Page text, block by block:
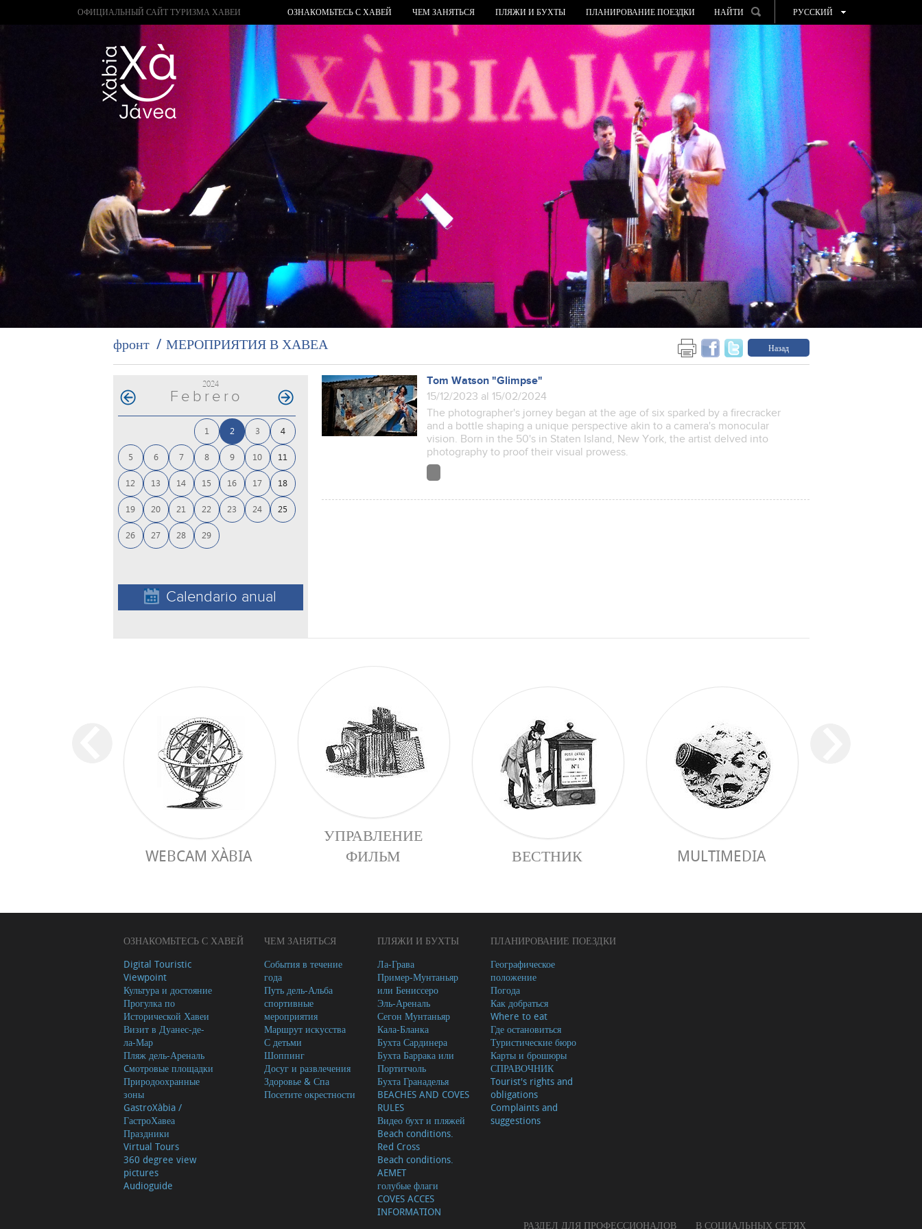
ОФИЦИАЛЬНЫЙ САЙТ ТУРИЗМА ХАВЕИ ОЗНАКОМЬТЕСЬ С ХАВЕЙ ЧЕМ ЗАНЯТЬСЯ ПЛЯЖИ И БУХТЫ ПЛАНИРОВАНИЕ ПОЕЗДКИ НАЙТИ
РУССКИЙ
ESPAÑOL
VALENCIÀ
ENGLISH
FRANÇAIS
DEUTSCH
фронт МЕРОПРИЯТИЯ В ХАВЕА Назад
2024
Febrero
1 2 3 4
5 6 7 8 9 10 11
12 13 14 15 16 17 18
19 20 21 22 23 24 25
26 27 28 29
Calendario anual
Tom Watson "Glimpse"
15/12/2023 al 15/02/2024
The photographer's jorney began at the age of six sparked by a firecracker
and a bottle shaping a unique perspective akin to a camera's monocular
vision. Born in the 50's in Staten Island, New York, the artist delved into
photography to proof their visual prowess.
WEBCAM XÀBIA
УПРАВЛЕНИЕ
ФИЛЬМ
ВЕСТНИК MULTIMEDIA
ОЗНАКОМЬТЕСЬ С ХАВЕЙ
Digital Touristic
Viewpoint
Культура и достояние
Прогулка по
Исторической Хавеи
Визит в Дуанес-де-
ла-Мар
Пляж дель-Ареналь
Cмотровые площадки
Природоохранные
зоны
GastroXàbia /
ГастроХавеа
Праздники
Virtual Tours
360 degree view
pictures
Audioguide
ЧЕМ ЗАНЯТЬСЯ
События в течение
года
Путь дель-Альба
спортивные
мероприятия
Маршрут искусства
С детьми
Шоппинг
Досуг и развлечения
Здоровье & Спа
Посетите окрестности
ПЛЯЖИ И БУХТЫ
Ла-Грава
Пример-Мунтаньяр
или Бениссеро
Эль-Ареналь
Сегон Мунтаньяр
Кала-Бланка
Бухта Сардинера
Бухта Баррака или
Портитчоль
Бухта Гранаделья
BEACHES AND COVES
RULES
Видео бухт и пляжей
Beach conditions.
Red Cross
Beach conditions.
AEMET
голубые флаги
COVES ACCES
INFORMATION
ПЛАНИРОВАНИЕ ПОЕЗДКИ
Географическое
положение
Погода
Как добраться
Where to eat
Где остановиться
Туристические бюро
Карты и брошюры
СПРАВОЧНИК
Tourist's rights and
obligations
Complaints and
suggestions
РАЗДЕЛ ДЛЯ ПРОФЕССИОНАЛОВ В СОЦИАЛЬНЫХ СЕТЯХ